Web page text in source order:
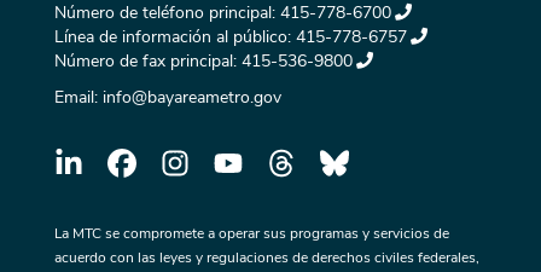
Número de teléfono principal: 415-778-6700
Línea de información al público: 415-778-6757
Número de fax principal: 415-536-9800
Email: info@bayareametro.gov
La MTC se compromete a operar sus programas y servicios de
acuerdo con las leyes y regulaciones de derechos civiles federales,